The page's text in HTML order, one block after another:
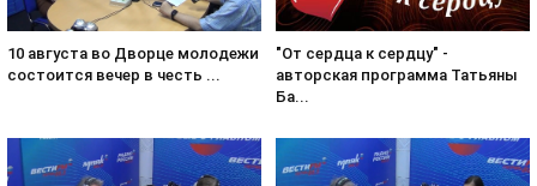
10 августа во Дворце молодежи
состоится вечер в честь ...
"От сердца к сердцу" -
авторская программа Татьяны
Ба...